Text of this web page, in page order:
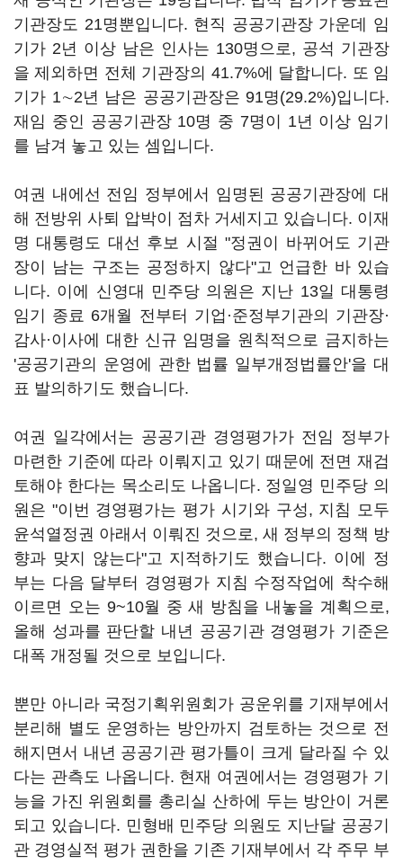
기관장도 21명뿐입니다. 현직 공공기관장 가운데 임
기가 2년 이상 남은 인사는 130명으로, 공석 기관장
을 제외하면 전체 기관장의 41.7%에 달합니다. 또 임
기가 1∼2년 남은 공공기관장은 91명(29.2%)입니다.
재임 중인 공공기관장 10명 중 7명이 1년 이상 임기
를 남겨 놓고 있는 셈입니다.
여권 내에선 전임 정부에서 임명된 공공기관장에 대
해 전방위 사퇴 압박이 점차 거세지고 있습니다. 이재
명 대통령도 대선 후보 시절 "정권이 바뀌어도 기관
장이 남는 구조는 공정하지 않다"고 언급한 바 있습
니다. 이에 신영대 민주당 의원은 지난 13일 대통령
임기 종료 6개월 전부터 기업·준정부기관의 기관장·
감사·이사에 대한 신규 임명을 원칙적으로 금지하는
'공공기관의 운영에 관한 법률 일부개정법률안'을 대
표 발의하기도 했습니다.
여권 일각에서는 공공기관 경영평가가 전임 정부가
마련한 기준에 따라 이뤄지고 있기 때문에 전면 재검
토해야 한다는 목소리도 나옵니다. 정일영 민주당 의
원은 "이번 경영평가는 평가 시기와 구성, 지침 모두
윤석열정권 아래서 이뤄진 것으로, 새 정부의 정책 방
향과 맞지 않는다"고 지적하기도 했습니다. 이에 정
부는 다음 달부터 경영평가 지침 수정작업에 착수해
이르면 오는 9~10월 중 새 방침을 내놓을 계획으로,
올해 성과를 판단할 내년 공공기관 경영평가 기준은
대폭 개정될 것으로 보입니다.
뿐만 아니라 국정기획위원회가 공운위를 기재부에서
분리해 별도 운영하는 방안까지 검토하는 것으로 전
해지면서 내년 공공기관 평가틀이 크게 달라질 수 있
다는 관측도 나옵니다. 현재 여권에서는 경영평가 기
능을 가진 위원회를 총리실 산하에 두는 방안이 거론
되고 있습니다. 민형배 민주당 의원도 지난달 공공기
관 경영실적 평가 권한을 기존 기재부에서 각 주무 부